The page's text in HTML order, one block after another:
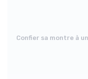
Confier sa montre à